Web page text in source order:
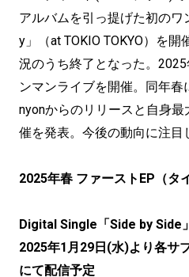
アルバムを引っ提げた初のワ
y」（at TOKIO TOKYO）を
況のうち終了となった。
ンマンライブを開催。同年春
nyonからのリリースと自身
催を発表。今後の動向に注目
2025年春 ファーストEP（タ
Digital Single「Side by Side」
2025年1月29日(水)より各サ
にて配信予定